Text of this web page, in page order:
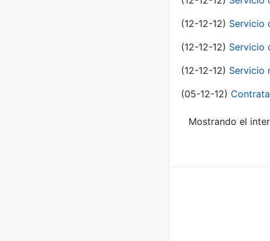
(12-12-12) Servicio
(12-12-12) Servicio
(12-12-12) Servicio
(05-12-12)
Mostrando el